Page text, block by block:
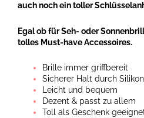
auch noch ein toller
Egal ob für Seh- oder
tolles Must-have Accessoires.
Brille immer griffbereit
Sicherer Halt durch
Leicht und bequem
Dezent & passt zu allem
Toll als Geschenk